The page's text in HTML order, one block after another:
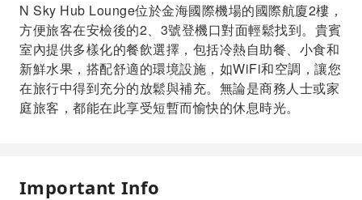
N Sky Hub Lounge位於金海國際機場的國際航廈2樓，
方便旅客在安檢後的2、3號登機口對面輕鬆找到。貴賓
室內提供多樣化的餐飲選擇，包括冷熱自助餐、小食和
新鮮水果，搭配舒適的環境設施，如WiFi和空調，讓您
在旅行中得到充分的放鬆與補充。無論是商務人士或家
庭旅客，都能在此享受短暫而愉快的休息時光。
Important Info